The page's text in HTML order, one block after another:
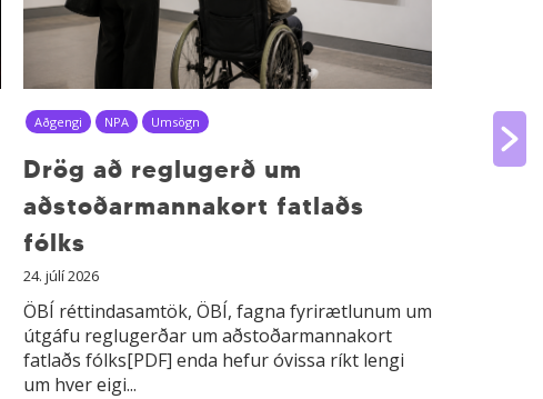
Aðgengi NPA Umsögn
Drög að reglugerð um
aðstoðarmannakort fatlaðs
fólks
24. júlí 2026
ÖBÍ réttindasamtök, ÖBÍ, fagna fyrirætlunum um
útgáfu reglugerðar um aðstoðarmannakort
fatlaðs fólks[PDF] enda hefur óvissa ríkt lengi
um hver eigi...
Hinsegin ♥